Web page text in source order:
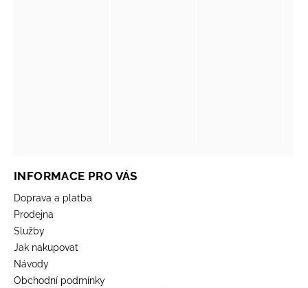
INFORMACE PRO VÁS
Doprava a platba
Prodejna
Služby
Jak nakupovat
Návody
Obchodní podmínky